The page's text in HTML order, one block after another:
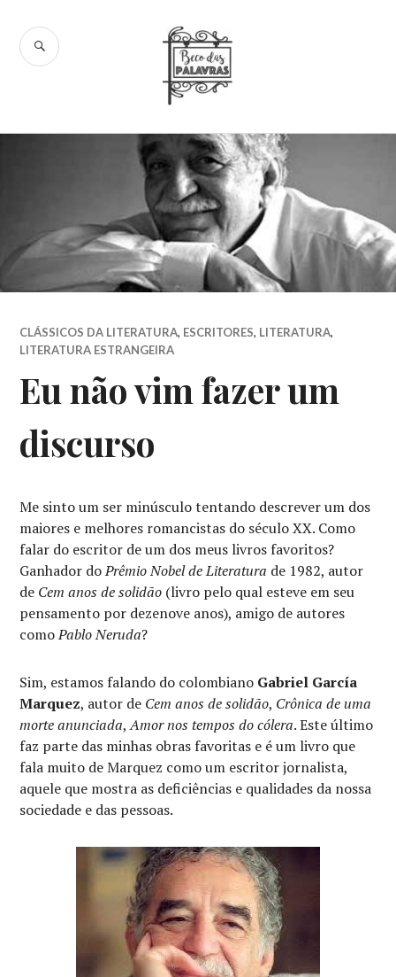
content
Beco das
Palavras
SEARCH
CLÁSSICOS DA LITERATURA, ESCRITORES, LITERATURA,
LITERATURA ESTRANGEIRA
Eu não vim fazer um
discurso
Me sinto um ser minúsculo tentando descrever um dos
maiores e melhores romancistas do século XX. Como
falar do escritor de um dos meus livros favoritos?
Ganhador doPrêmio Nobel de Literatura de 1982, autor
de Cem anos de solidão (livro pelo qual esteve em seu
pensamento por dezenove anos), amigo de autores
comoPablo Neruda?
Sim, estamos falando do colombiano Gabriel García
Marquez, autor de Cem anos de solidão, Crônica de uma
morte anunciada,Amor nos tempos do cólera. Este último
faz parte das minhas obras favoritas e é um livro que
fala muito de Marquez como um escritor jornalista,
aquele que mostra as deficiências e qualidades da nossa
sociedade e das pessoas.